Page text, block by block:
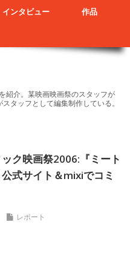
インタビュー 作品
紹介。某映画映画祭のスタッフが
タッフとして編集制作している。
ク映画祭2006:『ミート
式サイト＆mixiでコミ
レポート